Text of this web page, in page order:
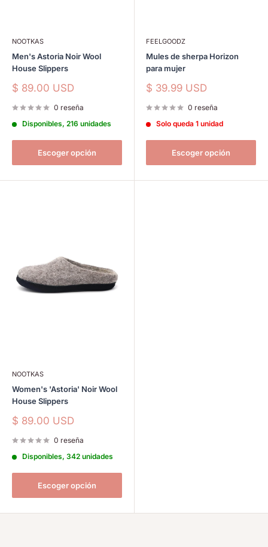
NOOTKAS
Men's Astoria Noir Wool
House Slippers
Precio
venta
$ 89.00 USD
0 reseña
Disponibles, 216 unidades
Escoger opción
FEELGOODZ
Mules de sherpa Horizon
para mujer
Precio
venta
$ 39.99 USD
0 reseña
Solo queda 1 unidad
Escoger opción
NOOTKAS
Women's 'Astoria' Noir Wool
House Slippers
Precio
venta
$ 89.00 USD
0 reseña
Disponibles, 342 unidades
Escoger opción